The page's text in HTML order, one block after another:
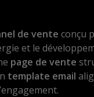
de vente conçu
et le
page de vente
template email